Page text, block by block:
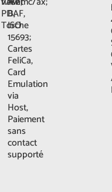
PDAF,
Torche
B,
ISO
15693;
Cartes
FeliCa,
Card
Emulation
via
Host,
Paiement
sans
contact
supporté